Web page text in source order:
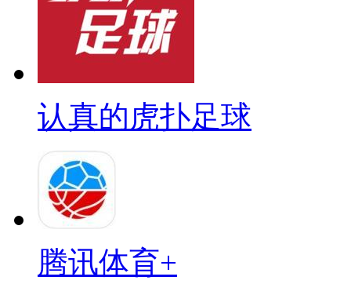
认真的虎扑足球
腾讯体育+